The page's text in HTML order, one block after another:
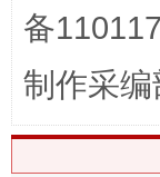
这
备
制作采